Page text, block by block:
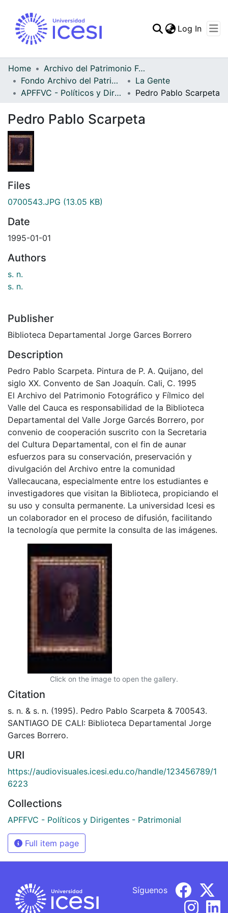
Statistics
Log In
Home
Archivo del Patrimonio Fotográfico y Fílmico del Valle del Cauca
Fondo Archivo del Patrimonio Fotográfico y Fílmico del Valle del Cauca
La Gente
APFFVC - Políticos y Dirigentes - Patrimonial
Pedro Pablo Scarpeta
Pedro Pablo Scarpeta
Files
0700543.JPG (13.05 KB)
Date
1995-01-01
Authors
s. n.
s. n.
Publisher
Biblioteca Departamental Jorge Garces Borrero
Description
Pedro Pablo Scarpeta. Pintura de P. A. Quijano, del
siglo XX. Convento de San Joaquín. Cali, C. 1995
El Archivo del Patrimonio Fotográfico y Fílmico del
Valle del Cauca es responsabilidad de la Biblioteca
Departamental del Valle Jorge Garcés Borrero, por
convenio de cooperación suscrito con la Secretaria
del Cultura Departamental, con el fin de aunar
esfuerzos para su conservación, preservación y
divulgación del Archivo entre la comunidad
Vallecaucana, especialmente entre los estudiantes e
investigadores que visitan la Biblioteca, propiciando el
su uso y consulta permanente. La universidad Icesi es
un colaborador en el proceso de difusión, facilitando
la tecnología que permite la consulta de las imágenes.
Click on the image to open the gallery.
Citation
s. n. & s. n. (1995). Pedro Pablo Scarpeta & 700543.
SANTIAGO DE CALI: Biblioteca Departamental Jorge
Garces Borrero.
URI
https://audiovisuales.icesi.edu.co/handle/123456789/1
6223
Collections
APFFVC - Políticos y Dirigentes - Patrimonial
Full item page
Síguenos